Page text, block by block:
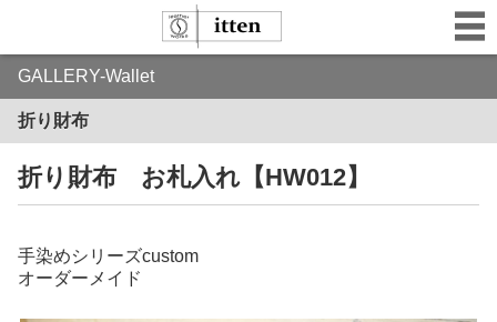
GALLERY-Wallet
折り財布
折り財布 お札入れ【HW012】
手染めシリーズcustom
オーダーメイド